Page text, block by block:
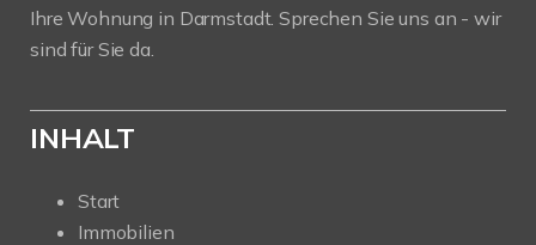
Ihre Wohnung in Darmstadt. Sprechen Sie uns an - wir
sind für Sie da.
INHALT
Start
Immobilien